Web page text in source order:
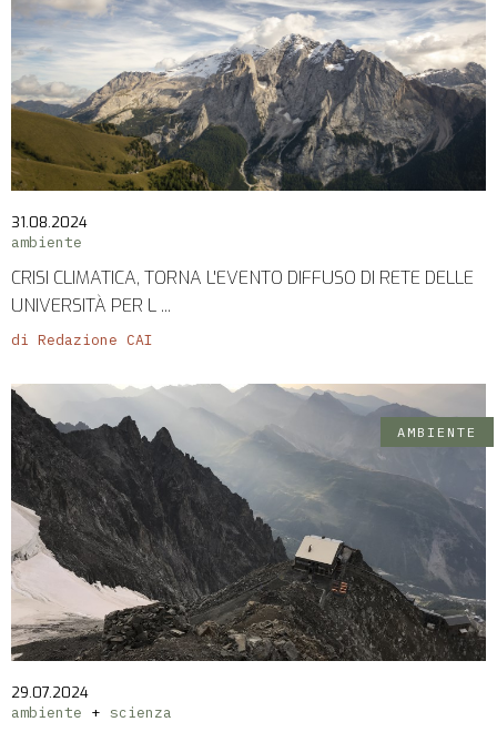
31.08.2024
ambiente
CRISI CLIMATICA, TORNA L'EVENTO DIFFUSO DI RETE DELLE
UNIVERSITÀ PER L ...
di Redazione CAI
AMBIENTE
29.07.2024
ambiente
scienza